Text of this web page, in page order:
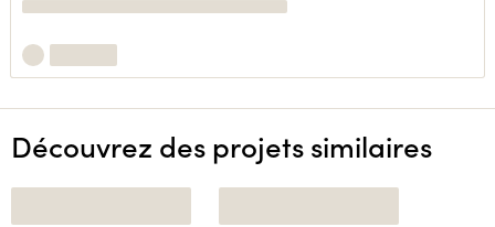
Découvrez des projets similaires